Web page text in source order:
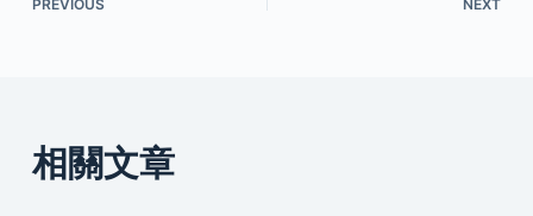
PREVIOUS NEXT
相關文章